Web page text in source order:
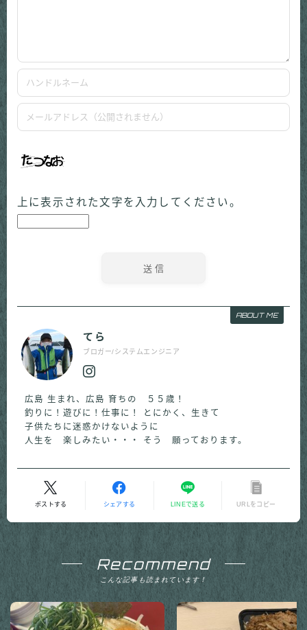
上に表示された文字を入力してください。
ABOUT ME
てら
ブロガー/システムエンジニア
広島 生まれ、広島 育ちの ５５歳！
釣りに！遊びに！仕事に！ とにかく、生きて
子供たちに迷惑かけないように
人生を 楽しみたい・・・ そう 願っております。
ポストする シェアする LINEで送る URLをコピー
Recommend
こんな記事も読まれています！